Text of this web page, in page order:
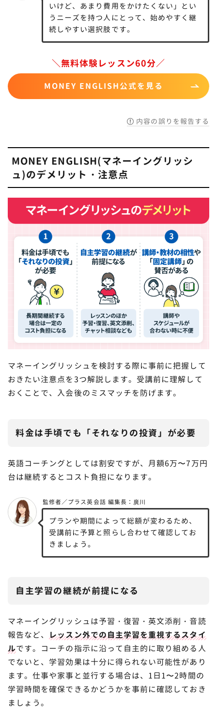
いけど、あまり費用をかけたくない」とい
うニーズを持つ人にとって、始めやすく継
続しやすい選択肢です。
＼無料体験レッスン60分／
MONEY ENGLISH公式を見る
内容の誤りを報告する
MONEY ENGLISH(マネーイングリッシ
ュ)のデメリット・注意点
マネーイングリッシュを検討する際に事前に把握して
おきたい注意点を3つ解説します。受講前に理解して
おくことで、入会後のミスマッチを防げます。
料金は手頃でも「それなりの投資」が必要
英語コーチングとしては割安ですが、月額6万〜7万円
台は継続するとコスト負担になります。
プランや期間によって総額が変わるため、
受講前に予算と照らし合わせて確認してお
きましょう。
自主学習の継続が前提になる
マネーイングリッシュは予習・復習・英文添削・音読
報告など、レッスン外での自主学習を重視するスタイ
ルです。コーチの指示に沿って自主的に取り組める人
でないと、学習効果は十分に得られない可能性があり
ます。仕事や家事と並行する場合は、1日1〜2時間の
学習時間を確保できるかどうかを事前に確認しておき
ましょう。